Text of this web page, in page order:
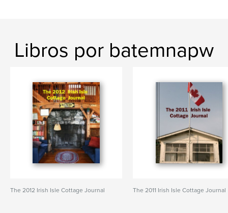
Libros por batemnapw
The 2012 Irish Isle Cottage Journal The 2011 Irish Isle Cottage Journal